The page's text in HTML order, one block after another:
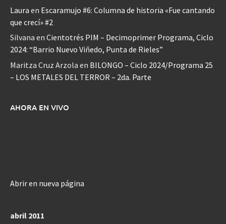
Laura en Escaramujo #6: Columna de historia «Fue cantando
que crecí» #2
Silvana en Cientotrés PIM – Decimoprimer Programa, Ciclo
2024: “Barrio Nuevo Viñedo, Punta de Rieles”
Maritza Cruz Arzola en BILONGO – Ciclo 2024/Programa 25
– LOS METALES DEL TERROR – 2da. Parte
AHORA EN VIVO
Abrir en nueva página
abril 2011